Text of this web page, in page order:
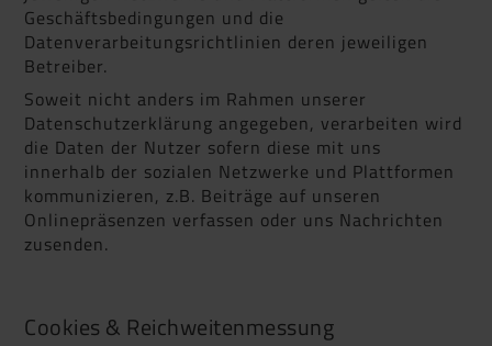
Geschäftsbedingungen und die
Datenverarbeitungsrichtlinien deren jeweiligen
Betreiber.
Soweit nicht anders im Rahmen unserer
Datenschutzerklärung angegeben, verarbeiten wird
die Daten der Nutzer sofern diese mit uns
innerhalb der sozialen Netzwerke und Plattformen
kommunizieren, z.B. Beiträge auf unseren
Onlinepräsenzen verfassen oder uns Nachrichten
zusenden.
Cookies & Reichweitenmessung